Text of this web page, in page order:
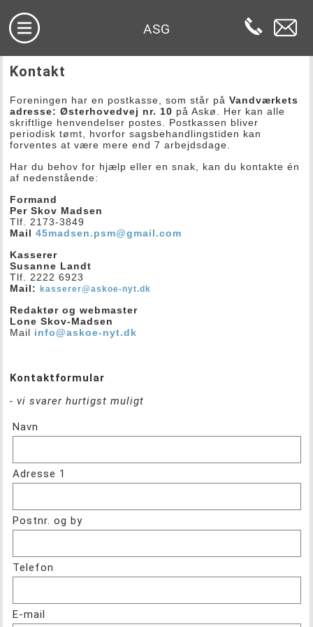
ASG
Kontakt
Foreningen har en postkasse, som står påVandværkets
adresse: Østerhovedvej nr. 10 på Askø. Her kan alle
skriftlige henvendelser postes. Postkassen bliver
periodisk tømt, hvorfor sagsbehandlingstiden kan
forventes at være mere end 7 arbejdsdage.
Har du behov for hjælp eller en snak, kan du kontakte én
af nedenstående:
Formand
Per Skov Madsen
Tlf. 2173-3849
Mail45madsen.psm@gmail.com
Kasserer
Susanne Landt
Tlf. 2222 6923
Mail:kasserer@askoe-nyt.dk
Redaktør og webmaster
Lone Skov-Madsen
Mail info@askoe-nyt.dk
Kontaktformular
- vi svarer hurtigst muligt
Navn
Adresse 1
Postnr. og by
Telefon
E-mail